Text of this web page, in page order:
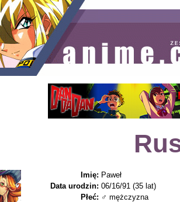
Imię: Paweł
Data urodzin: 06/16/91 (35 lat)
Płeć: ♂ mężczyzna